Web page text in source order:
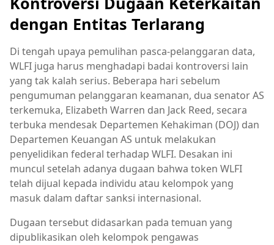
dengan Entitas Terlarang
Di tengah upaya pemulihan pasca-pelanggaran data,
WLFI juga harus menghadapi badai kontroversi lain
yang tak kalah serius. Beberapa hari sebelum
pengumuman pelanggaran keamanan, dua senator AS
terkemuka, Elizabeth Warren dan Jack Reed, secara
terbuka mendesak Departemen Kehakiman (DOJ) dan
Departemen Keuangan AS untuk melakukan
penyelidikan federal terhadap WLFI. Desakan ini
muncul setelah adanya dugaan bahwa token WLFI
telah dijual kepada individu atau kelompok yang
masuk dalam daftar sanksi internasional.
Dugaan tersebut didasarkan pada temuan yang
dipublikasikan oleh kelompok pengawas